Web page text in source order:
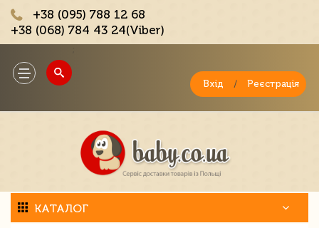
+38 (095) 788 12 68
+38 (068) 784 43 24(Viber)
Toggle
navigation
Вхід / Реєстрація
КАТАЛОГ